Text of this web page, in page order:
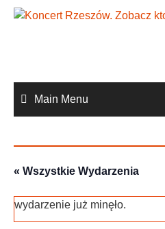
Skip
Main Menu
« Wszystkie Wydarzenia
wydarzenie już minęło.